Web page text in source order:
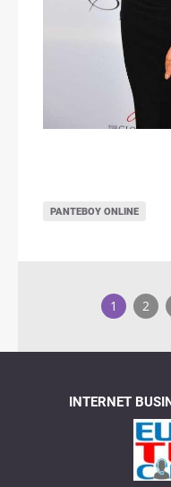
ΡΑΝΤΕΒΟΎ ONLINE
1 2
INTERNET